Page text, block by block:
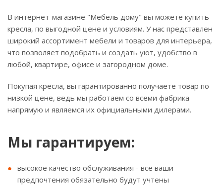
В интернет-магазине "Мебель дому" вы можете купить
кресла, по выгодной цене и условиям. У нас представлен
широкий ассортимент мебели и товаров для интерьера,
что позволяет подобрать и создать уют, удобство в
любой, квартире, офисе и загородном доме.
Покупая кресла, вы гарантированно получаете товар по
низкой цене, ведь мы работаем со всеми фабрика
напрямую и являемся их официальными дилерами.
Мы гарантируем:
высокое качество обслуживания - все ваши
предпочтения обязательно будут учтены